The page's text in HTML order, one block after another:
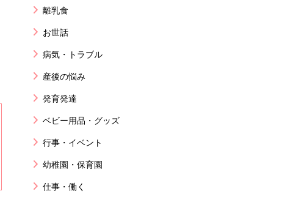
離乳食
お世話
病気・トラブル
産後の悩み
発育発達
ベビー用品・グッズ
行事・イベント
幼稚園・保育園
仕事・働く